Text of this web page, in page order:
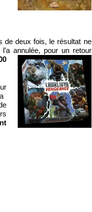
de deux fois, le résultat ne
l’a annulée, pour un retour